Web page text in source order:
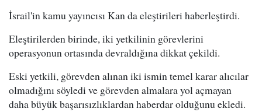
İsrail'in kamu yayıncısı Kan da eleştirileri haberleştirdi.
Eleştirilerden birinde, iki yetkilinin görevlerini
operasyonun ortasında devraldığına dikkat çekildi.
Eski yetkili, görevden alınan iki ismin temel karar alıcılar
olmadığını söyledi ve görevden almalara yol açmayan
daha büyük başarısızlıklardan haberdar olduğunu ekledi.